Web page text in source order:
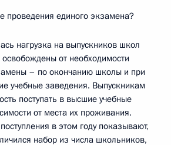
проведения единого экзамена?
нагрузка на выпускников школ
освобождены от необходимости
– по окончанию школы и при
учебные заведения. Выпускникам
поступать в высшие учебные
от места их проживания.
в этом году показывают,
набор из числа школьников,